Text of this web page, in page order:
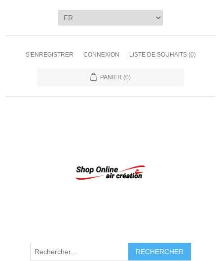
S'ENREGISTRER CONNEXION LISTE DE SOUHAITS (0)
PANIER (0)
RECHERCHER